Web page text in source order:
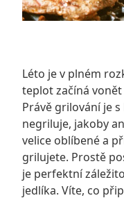
Léto je v plném
teplot začíná
Právě grilování je
negriluje, jakoby
velice oblíbené a
grilujete. Prostě
je perfektní
jedlíka. Víte, co